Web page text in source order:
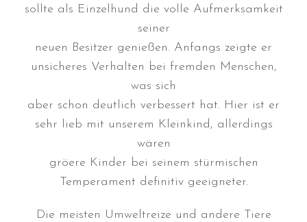
Juni 2026
Februar 2026
Dezember 2025
November 2025
Oktober 2025
September 2025
sollte als Einzelhund die volle Aufmerksamkeit
seiner
neuen Besitzer genießen. Anfangs zeigte er
unsicheres Verhalten bei fremden Menschen,
was sich
aber schon deutlich verbessert hat. Hier ist er
sehr lieb mit unserem Kleinkind, allerdings
wären
gröere Kinder bei seinem stürmischen
Temperament definitiv geeigneter.
Die meisten Umweltreize und andere Tiere